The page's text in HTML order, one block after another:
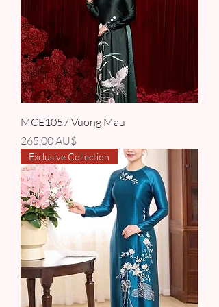
MCE1057 Vuong Mau
Giá
265,00 AU$
Exclusive Collection